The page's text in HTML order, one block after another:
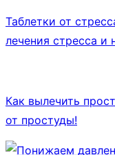
Таблетки от
лечения стресса и
Как вылечить
от простуды!